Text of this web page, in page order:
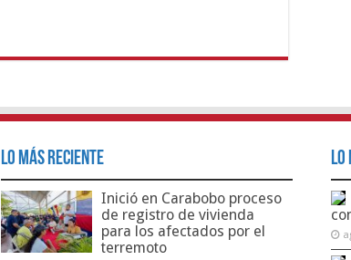
Lo Más Reciente
Inició en Carabobo proceso
de registro de vivienda
para los afectados por el
terremoto